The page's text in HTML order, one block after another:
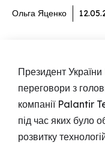
Ольга Яценко
Президент
переговори з
компанії Palantir
під час яких було
розвитку